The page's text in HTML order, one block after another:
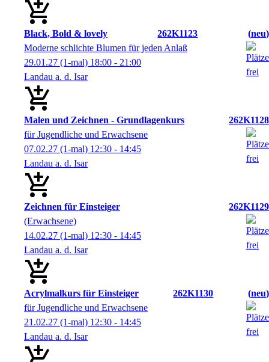
Black, Bold & lovely 262K1123
neu
Moderne schlichte Blumen für jeden Anlaß
29.01.27 (1-mal) 18:00 - 21:00
Landau a. d. Isar
Malen und Zeichnen - Grundlagenkurs
262K1128
für Jugendliche und Erwachsene
07.02.27 (1-mal) 12:30 - 14:45
Landau a. d. Isar
Zeichnen für Einsteiger
262K1129
(Erwachsene)
14.02.27 (1-mal) 12:30 - 14:45
Landau a. d. Isar
Acrylmalkurs für Einsteiger 262K1130
neu
für Jugendliche und Erwachsene
21.02.27 (1-mal) 12:30 - 14:45
Landau a. d. Isar